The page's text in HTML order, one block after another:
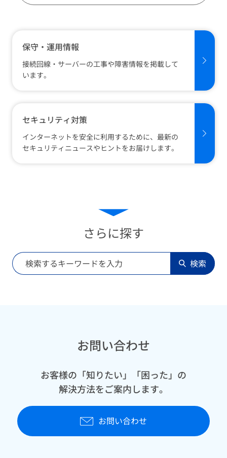
保守・運用情報
接続回線・サーバーの工事や障害情報を掲載して
います。
セキュリティ対策
インターネットを安全に利用するために、最新の
セキュリティニュースやヒントをお届けします。
さらに探す
検索
お問い合わせ
お客様の「知りたい」「困った」の
解決方法をご案内します。
お問い合わせ